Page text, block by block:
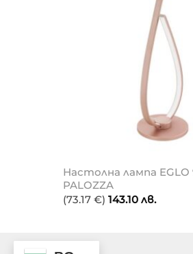
Настолна лампа EGLO
PALOZZA
(73.17 €) 143.10 лв.